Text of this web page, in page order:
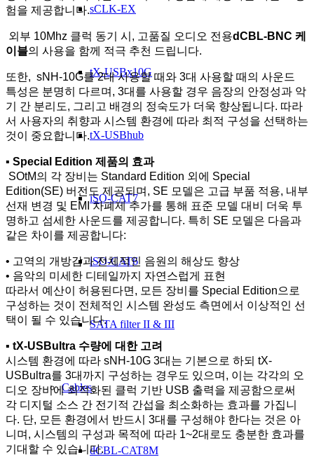
sCLK-EX
tX-USBx10G
tX-USBhub
iSO-CAT7
iSO-CAT6
SATA filter II & III
Cables
dCBL-CAT8M
험을 제공합니다.
외부 10Mhz 클럭 동기 시, 고품질 오디오 전용dCBL-BNC 케
이블의 사용을 함께 적극 추천 드립니다.
또한, sNH-10G를 2대 사용할 때와 3대 사용할 때의 사운드
특성은 분명히 다르며, 3대를 사용할 경우 음장의 안정성과 악
기 간 분리도, 그리고 배경의 정숙도가 더욱 향상됩니다. 따라
서 사용자의 취향과 시스템 환경에 따라 최적 구성을 선택하는
것이 중요합니다.
▪ Special Edition 제품의 효과
SOtM의 각 장비는 Standard Edition 외에 Special
Edition(SE) 버전도 제공되며, SE 모델은 고급 부품 적용, 내부
선재 변경 및 EMI 차폐제 추가를 통해 표준 모델 대비 더욱 투
명하고 섬세한 사운드를 제공합니다. 특히 SE 모델은 다음과
같은 차이를 제공합니다:
• 고역의 개방감과 전체적인 음원의 해상도 향상
• 음악의 미세한 디테일까지 자연스럽게 표현
따라서 예산이 허용된다면, 모든 장비를 Special Edition으로
구성하는 것이 전체적인 시스템 완성도 측면에서 이상적인 선
택이 될 수 있습니다.
▪ tX-USBultra 수량에 대한 고려
시스템 환경에 따라 sNH-10G 3대는 기본으로 하되 tX-
USBultra를 3대까지 구성하는 경우도 있으며, 이는 각각의 오
디오 장비에 최적화된 클럭 기반 USB 출력을 제공함으로써
각 디지털 소스 간 전기적 간섭을 최소화하는 효과를 가집니
다. 단, 모든 환경에서 반드시 3대를 구성해야 한다는 것은 아
니며, 시스템의 구성과 목적에 따라 1~2대로도 충분한 효과를
기대할 수 있습니다.